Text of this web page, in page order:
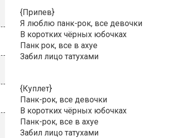
{Припев}
Я люблю панк-рок, все девочки
В коротких чёрных юбочках
Панк рок, все в ахуе
Забил лицо татухами
{Куплет}
Панк-рок, все девочки
В коротких чёрных юбочках
Панк-рок, все в ахуе
Забил лицо татухами